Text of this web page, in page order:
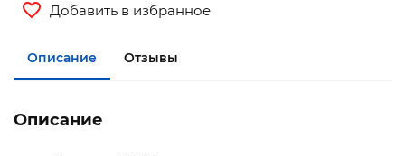
Добавить в избранное
Описание Отзывы
Описание